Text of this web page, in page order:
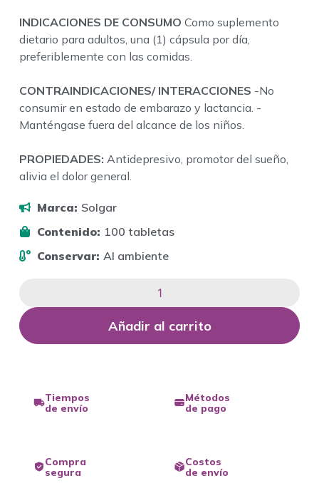
INDICACIONES DE CONSUMO Como suplemento
dietario para adultos, una (1) cápsula por día,
preferiblemente con las comidas.
CONTRAINDICACIONES/ INTERACCIONES -No
consumir en estado de embarazo y lactancia. -
Manténgase fuera del alcance de los niños.
PROPIEDADES: Antidepresivo, promotor del sueño,
alivia el dolor general.
Marca: Solgar
Contenido: 100 tabletas
Conservar: Al ambiente
Añadir al carrito
Tiempos
de envío
Métodos
de pago
Compra
segura
Costos
de envío